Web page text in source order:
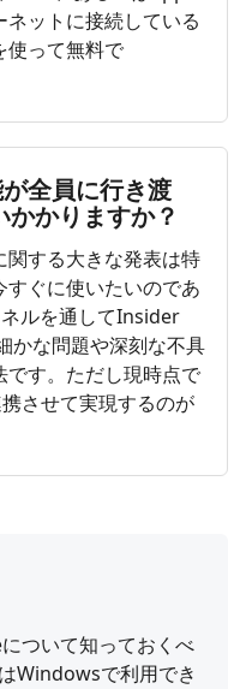
ットに接続している
使って無料で
全員に行き渡
かりますか？
関する大きな発表は特
ぐに使いたいのであ
ルを通してInsider
かな問題や深刻な不具
す。ただし現時点で
させて実現するのが
ついて知っておくべ
Windowsで利用でき